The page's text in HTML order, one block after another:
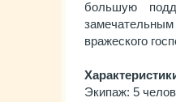
большую
вражеского
Экипаж: 5